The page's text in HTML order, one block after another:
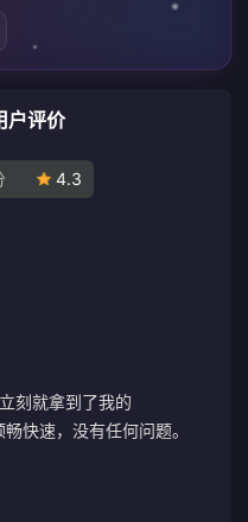
户评价
4.3
刻就拿到了我的
快速，没有任何问题。